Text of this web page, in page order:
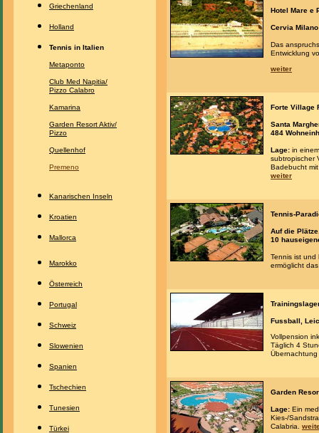
Griechenland
Holland
Tennis in Italien
Metaponto
Club Med Napitia/
Pizzo Calabro
Kamarina
Garden Resort Aktiv/
Pizzo
Quellenhof
Premeno
Kanarischen Inseln
Kroatien
Mallorca
Marokko
Österreich
Portugal
Schweiz
Slowenien
Spanien
Tschechien
Tunesien
Türkei
Hotel Mare e
Cervia
Das
Entwicklung
weiter
Forte Village
Santa
484
Lage: in
subtropischer
Badebucht
weiter
Tennis-
Auf die
10
Tennis ist
ermöglicht
Fussball,
Vollpension
Täglich 4
Garden
Lage: Ein
Kies-/
Calabria.